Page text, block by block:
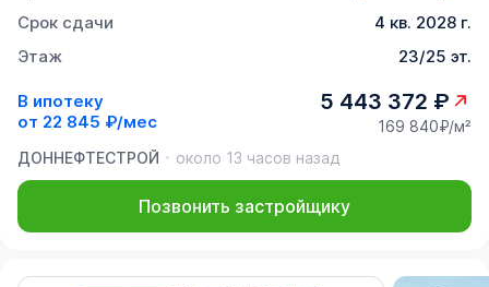
Срок сдачи
4 кв. 2028 г.
Этаж
23/25 эт.
В ипотеку
от 22 845 ₽/мес
5 443 372 ₽
169 840₽/м²
ДОННЕФТЕСТРОЙ
около 13 часов назад
Позвонить застройщику